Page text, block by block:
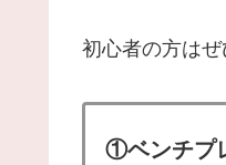
初心者の方はぜ
①ベンチプ